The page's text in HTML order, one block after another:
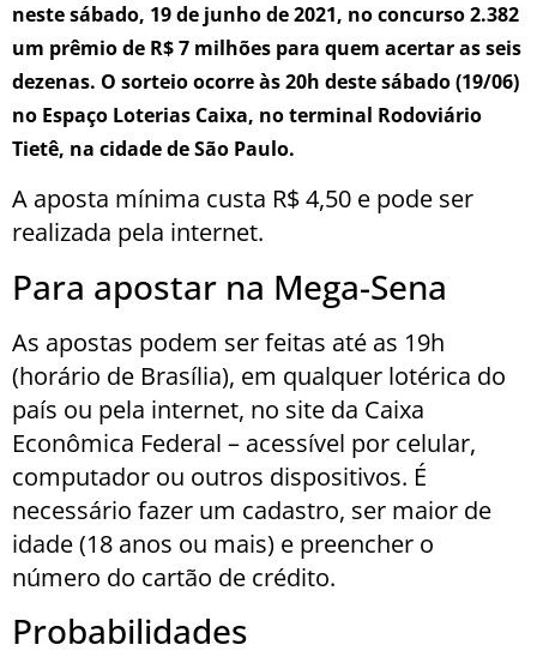
neste sábado, 19 de junho de 2021, no concurso 2.382
um prêmio de R$ 7 milhões para quem acertar as seis
dezenas. O sorteio ocorre às 20h deste sábado (19/06)
no Espaço Loterias Caixa, no terminal Rodoviário
Tietê, na cidade de São Paulo.
A aposta mínima custa R$ 4,50 e pode ser
realizada pela internet.
Para apostar na Mega-Sena
As apostas podem ser feitas até as 19h
(horário de Brasília), em qualquer lotérica do
país ou pela internet, no site da Caixa
Econômica Federal – acessível por celular,
computador ou outros dispositivos. É
necessário fazer um cadastro, ser maior de
idade (18 anos ou mais) e preencher o
número do cartão de crédito.
Probabilidades